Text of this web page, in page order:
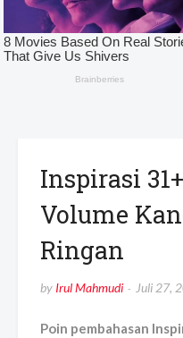
Inspirasi
Volume
Ringan
by Irul Mahmudi Juli 27,
Poin pembahasan